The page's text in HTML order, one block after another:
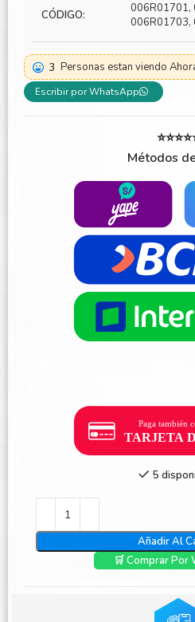
CÓDIGO:
006R01701,
006R01703,
3 Personas estan viendo
Escribir por WhatsApp
Métodos
5
Añadir Al
🛒 Comprar Por